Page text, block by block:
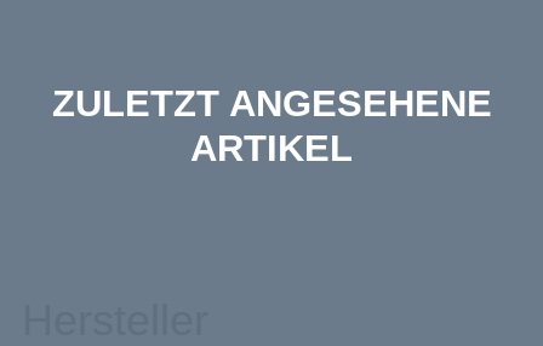
ZULETZT ANGESEHENE
ARTIKEL